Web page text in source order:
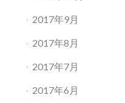
2017年9月
2017年8月
2017年7月
2017年6月